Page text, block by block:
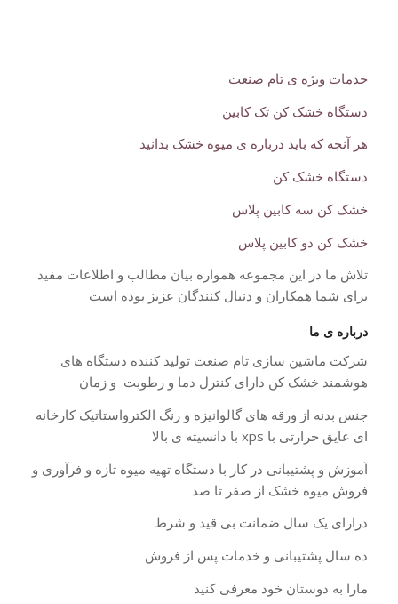
خدمات ویژه ی تام صنعت
دستگاه خشک کن تک کابین
هر آنچه که باید درباره ی میوه خشک بدانید
دستگاه خشک کن
خشک کن سه کابین پلاس
خشک کن دو کابین پلاس
تلاش ما در این مجموعه همواره بیان مطالب و اطلاعات مفید
برای شما همکاران و دنبال کنندگان عزیز بوده است
درباره ی ما
شرکت ماشین سازی تام صنعت تولید کننده دستگاه های
هوشمند خشک کن دارای کنترل دما و رطوبت و زمان
جنس بدنه از ورقه های گالوانیزه و رنگ الکترواستاتیک کارخانه
ای عایق حرارتی با xps با دانسیته ی بالا
آموزش و پشتیبانی در کار با دستگاه تهیه میوه تازه و فرآوری و
فروش میوه خشک از صفر تا صد
درارای یک سال ضمانت بی قید و شرط
ده سال پشتیبانی و خدمات پس از فروش
مارا به دوستان خود معرفی کنید